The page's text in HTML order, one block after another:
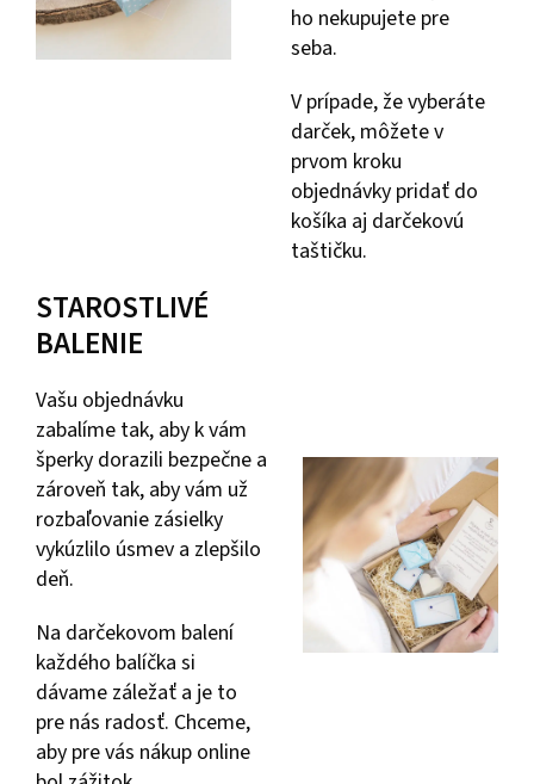
ho nekupujete pre
seba.
V prípade, že vyberáte
darček, môžete v
prvom kroku
objednávky pridať do
košíka aj darčekovú
taštičku.
STAROSTLIVÉ
BALENIE
Vašu objednávku
zabalíme tak, aby k vám
šperky dorazili bezpečne a
zároveň tak, aby vám už
rozbaľovanie zásielky
vykúzlilo úsmev a zlepšilo
deň.
Na darčekovom balení
každého balíčka si
dávame záležať a je to
pre nás radosť. Chceme,
aby pre vás nákup online